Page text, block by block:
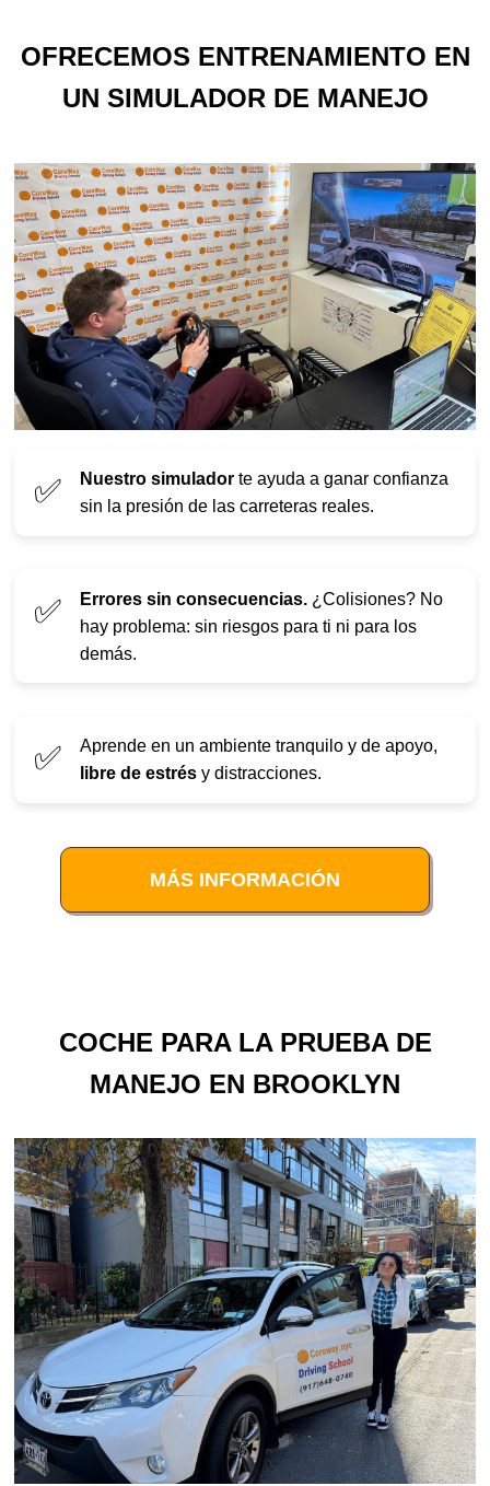
OFRECEMOS ENTRENAMIENTO EN
UN SIMULADOR DE MANEJO
✅ Nuestro simulador te ayuda a ganar confianza
sin la presión de las carreteras reales.
✅ Errores sin consecuencias. ¿Colisiones? No
hay problema: sin riesgos para ti ni para los
demás.
✅
Aprende en un ambiente tranquilo y de apoyo,
libre de estrés y distracciones.
MÁS INFORMACIÓN
COCHE PARA LA PRUEBA DE
MANEJO EN BROOKLYN